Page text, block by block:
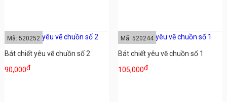
Bát chiết yêu vẽ chuồn số 2
90,000đ
Mã: 520252
Bát chiết yêu vẽ chuồn số 1
105,000đ
Mã: 520244